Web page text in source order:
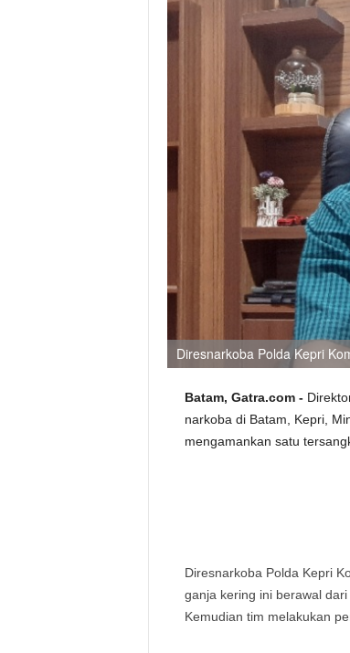
Diresnarkoba Polda Kepri
Batam, Gatra.com -
narkoba di Batam, Kepri,
mengamankan satu
Diresnarkoba Polda Kepri
ganja kering ini berawal
Kemudian tim melakukan